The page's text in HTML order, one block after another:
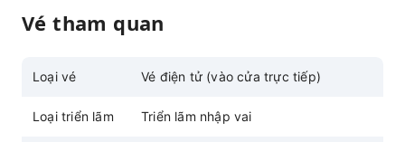
Vé tham quan
Loại vé Vé điện tử (vào cửa trực tiếp)
Loại triển lãm Triển lãm nhập vai